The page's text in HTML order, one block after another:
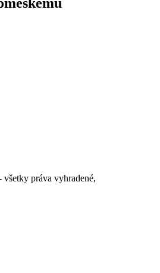
všetky práva vyhradené,